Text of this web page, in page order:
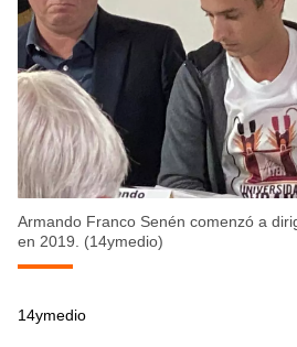
Armando Franco Senén comenzó a
en 2019. (14ymedio)
14ymedio